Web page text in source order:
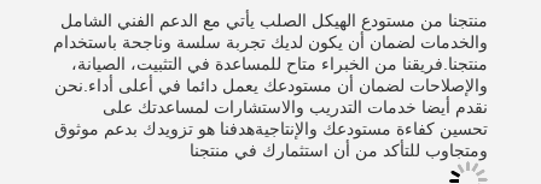
منتجنا من مستودع الهيكل الصلب يأتي مع الدعم الفني الشامل
والخدمات لضمان أن يكون لديك تجربة سلسة وناجحة باستخدام
منتجنا.فريقنا من الخبراء متاح للمساعدة في التثبيت، الصيانة،
والإصلاحات لضمان أن مستودعك يعمل دائما في أعلى أداء.نحن
نقدم أيضا خدمات التدريب والاستشارات لمساعدتك على
تحسين كفاءة مستودعك والإنتاجيةهدفنا هو تزويدك بدعم موثوق
ومتجاوب للتأكد من أن استثمارك في منتجنا